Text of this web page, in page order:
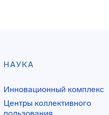
НАУКА
Инновационный комплекс
Центры коллективного